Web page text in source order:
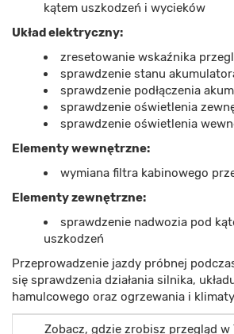
kątem uszkodzeń i wycieków
Układ elektryczny:
zresetowanie wskaźnika
sprawdzenie stanu
sprawdzenie podłączenia
sprawdzenie oświetlenia
sprawdzenie oświetlenia
Elementy wewnętrzne:
wymiana filtra kabinowego
Elementy zewnętrzne:
sprawdzenie nadwozia pod
uszkodzeń
Przeprowadzenie jazdy próbnej
się sprawdzenia działania silnika,
hamulcowego oraz ogrzewania i
Zobacz, gdzie zrobisz przegląd w